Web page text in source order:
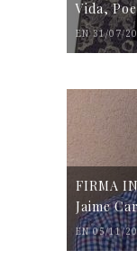
Vida,
EN 31/07/
FIRMA
Jaime
EN 05/11/